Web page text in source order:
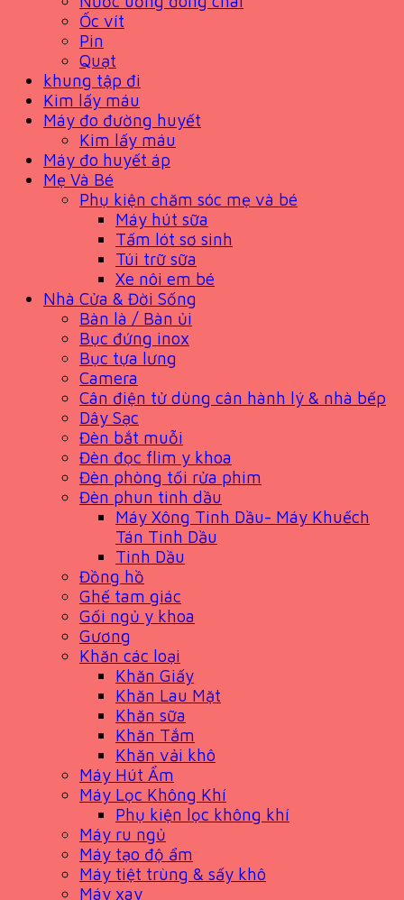
Ốc vít
Pin
Quạt
khung tập đi
Kim lấy máu
Máy đo đường huyết
Kim lấy máu
Máy đo huyết áp
Mẹ Và Bé
Phụ kiện chăm sóc mẹ và bé
Máy hút sữa
Tấm lót sơ sinh
Túi trữ sữa
Xe nôi em bé
Nhà Cửa & Đời Sống
Bàn là / Bàn ủi
Bục đứng inox
Bục tựa lưng
Camera
Cân điện tử dùng cân hành lý & nhà bếp
Dây Sạc
Đèn bắt muỗi
Đèn đọc flim y khoa
Đèn phòng tối rửa phim
Đèn phun tinh dầu
Máy Xông Tinh Dầu- Máy Khuếch
Tán Tinh Dầu
Tinh Dầu
Đồng hồ
Ghế tam giác
Gối ngủ y khoa
Gương
Khăn các loại
Khăn Giấy
Khăn Lau Mặt
Khăn sữa
Khăn Tắm
Khăn vải khô
Máy Hút Ẩm
Máy Lọc Không Khí
Phụ kiện lọc không khí
Máy ru ngủ
Máy tạo độ ẩm
Máy tiệt trùng & sấy khô
Máy xay